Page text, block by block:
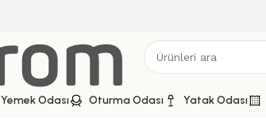
Yemek Odası Oturma Odası Yatak Odası
Kale Yatak Odası Set 85 Beyaz Cam Kapak